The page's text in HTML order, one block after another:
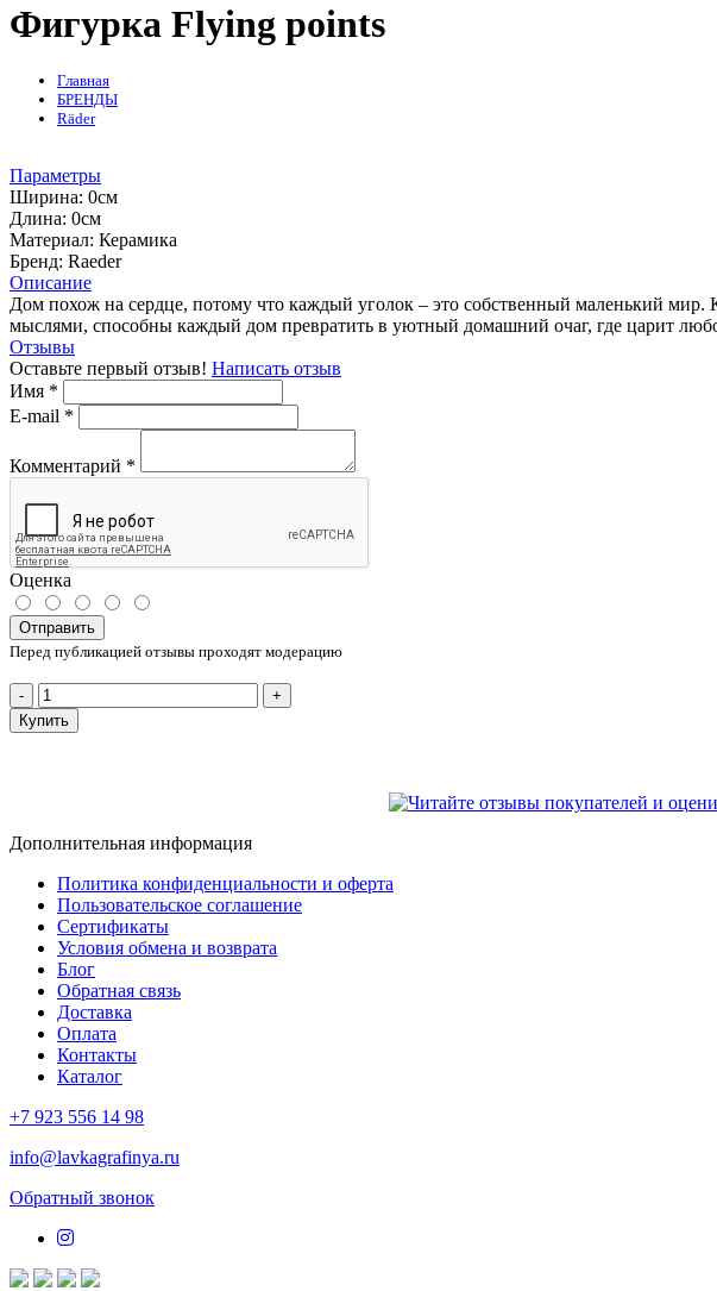
Фигурка Flying points
Главная
БРЕНДЫ
Räder
Параметры
Ширина: 0см
Длина: 0см
Mатериал: Керамика
Бренд: Raeder
Описание
Дом похож на сердце, потому что каждый уголок – это собственный маленький
мыслями, способны каждый дом превратить в уютный домашний очаг, где царит
Отзывы
Оставьте первый отзыв! Написать отзыв
Имя *
E-mail *
Комментарий *
Оценка
Отправить
Перед публикацией отзывы проходят модерацию
-
+
Купить
Дополнительная информация
Политика конфиденциальности и оферта
Пользовательское соглашение
Сертификаты
Условия обмена и возврата
Блог
Обратная связь
Доставка
Оплата
Контакты
Каталог
+7 923 556 14 98
info@lavkagrafinya.ru
Обратный звонок